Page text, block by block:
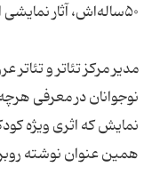
۵۰ساله‌اش، آثار نمایشی اجرا می‌کند.
مدیر مرکز تئاتر و
نوجوانان در معرفی
نمایش که اثری ویژه
همین عنوان نوشته